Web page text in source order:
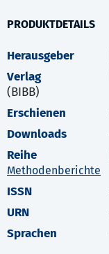
PRODUKTDETAILS
Herausgeber
Verlag
(BIBB)
Erschienen
Downloads
Reihe
Methodenberichte
ISSN
URN
Sprachen